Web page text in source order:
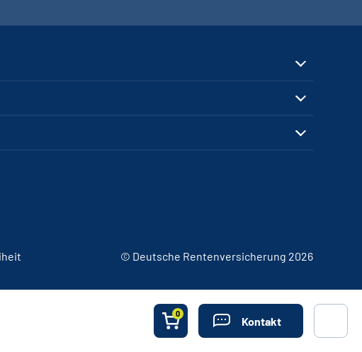
0
Kontakt
© Deutsche Rentenversicherung 2026